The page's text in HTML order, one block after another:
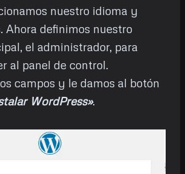
nuestro idioma y
Ahora definimos nuestro
el administrador, para
al panel de control.
campos y le damos al botón
WordPress».